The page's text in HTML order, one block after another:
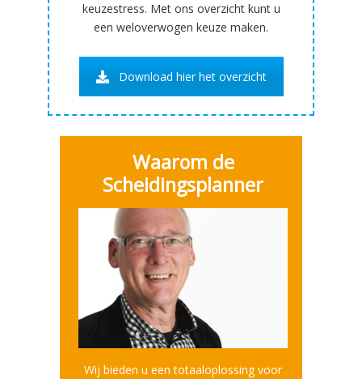
keuzestress. Met ons overzicht kunt u
een weloverwogen keuze maken.
Download hier het overzicht
Waarom de
Scheidingsplanner
Wij bieden u een totaaloplossing voor